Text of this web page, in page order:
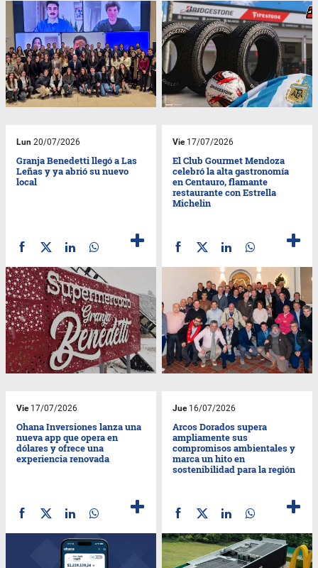
Lun 20/07/2026
Granja Benedetti llegó a Las
Leñas y ya abrió su nuevo
local
Vie17/07/2026
El Club Gourmet Mendoza
celebró la alta gastronomía
en Centauro, flamante
restaurante con Estrella
Michelin
Vie17/07/2026
Ohana Inversiones lanza una
nueva app que opera en
dólares y ofrece una
experiencia renovada
Jue16/07/2026
Arcos Dorados supera
ampliamente sus
compromisos ambientales y
marca un hito en
sostenibilidad para la región